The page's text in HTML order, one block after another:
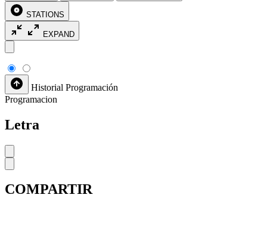
STATIONS
EXPAND
Historial Programación
Programacion
Letra
COMPARTIR